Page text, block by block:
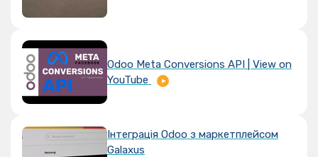
Odoo Meta Conversions API | View on
YouTube
Інтеграція Odoo з маркетплейсом
Galaxus